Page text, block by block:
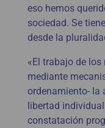
eso hemos
sociedad. Se
desde la
«El trabajo de
mediante
ordenamiento- la
libertad
constatación